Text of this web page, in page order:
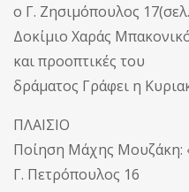
ο Γ. Ζησιμόπουλος
Δοκίμιο Χαράς
και προοπτικές του
δράματος Γράφει η
ΠΛΑΙΣΙΟ
Ποίηση Μάχης Μουζάκη:
Γ. Πετρόπουλος 16